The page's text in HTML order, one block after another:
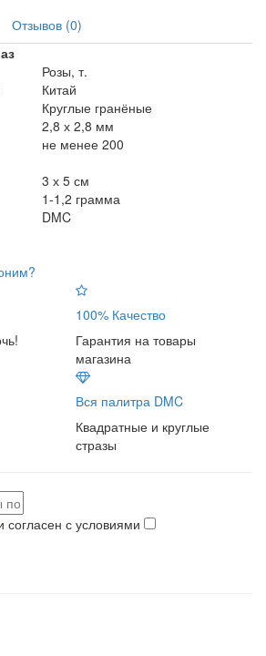
Отзывов (0)
Розы, т.
Китай
Круглые гранёные
2,8 х 2,8 мм
не менее 200
3 х 5 см
1-1,2 грамма
DMC
100% Качество
Гарантия на товары
магазина
Вся палитра DMC
Квадратные и круглые
стразы
согласен с условиями